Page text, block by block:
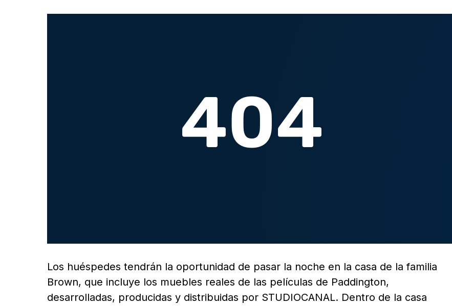
Los huéspedes tendrán la oportunidad de pasar la noche en la casa de la familia
Brown, que incluye los muebles reales de las películas de Paddington,
desarrolladas, producidas y distribuidas por STUDIOCANAL. Dentro de la casa